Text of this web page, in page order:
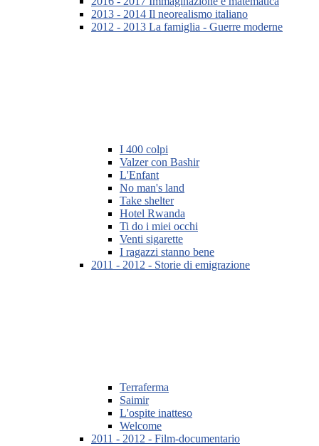
2013 - 2014 Il neorealismo italiano
2012 - 2013 La famiglia - Guerre moderne
I 400 colpi
Valzer con Bashir
L'Enfant
No man's land
Take shelter
Hotel Rwanda
Ti do i miei occhi
Venti sigarette
I ragazzi stanno bene
2011 - 2012 - Storie di emigrazione
Terraferma
Saimir
L'ospite inatteso
Welcome
2011 - 2012 - Film-documentario